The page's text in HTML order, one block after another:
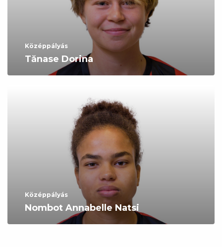
Középpályás
Tănase Dorina
Középpályás
Nombot Annabelle Natsi